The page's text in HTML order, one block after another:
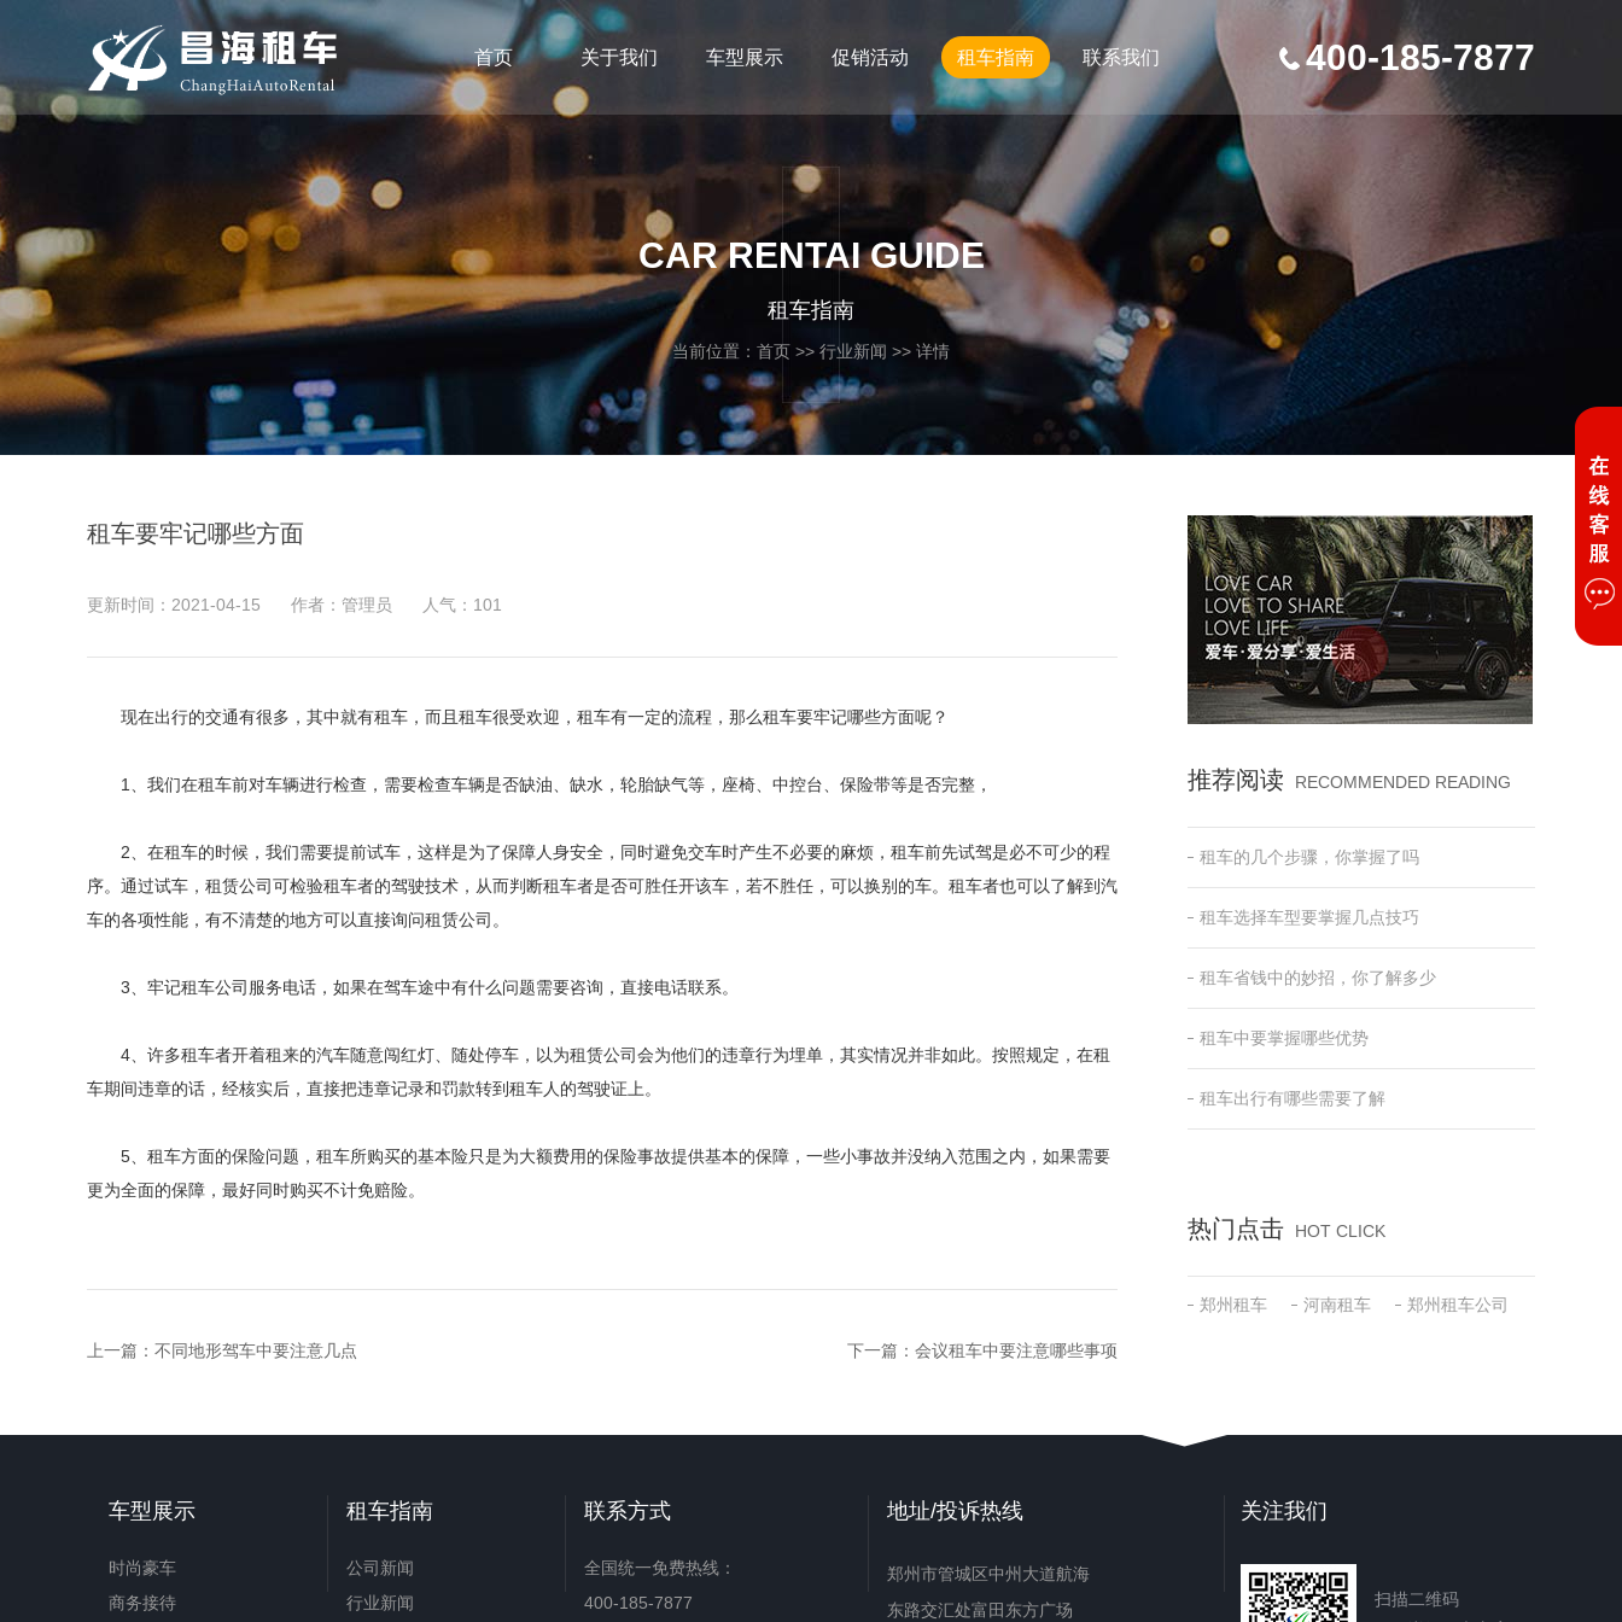
首页 关于我们 车型展示 促销活动 租车指南 联系我们 400-185-7877
CAR RENTAI GUIDE
租车指南
当前位置： 首页 >> 行业新闻 >> 详情
租车要牢记哪些方面
更新时间：2021-04-15 作者：管理员 人气： 101
现在出行的交通有很多，其中就有租车，而且租车很受欢迎，租车有一定的流程，那么租车要牢记哪些方面呢？
1、我们在租车前对车辆进行检查，需要检查车辆是否缺油、缺水，轮胎缺气等，座椅、中控台、保险带等是否完整，
2、在租车的时候，我们需要提前试车，这样是为了保障人身安全，同时避免交车时产生不必要的麻烦，租车前先试驾是必不可少的程
序。通过试车，租赁公司可检验租车者的驾驶技术，从而判断租车者是否可胜任开该车，若不胜任，可以换别的车。租车者也可以了解到汽
车的各项性能，有不清楚的地方可以直接询问租赁公司。
3、牢记租车公司服务电话，如果在驾车途中有什么问题需要咨询，直接电话联系。
4、许多租车者开着租来的汽车随意闯红灯、随处停车，以为租赁公司会为他们的违章行为埋单，其实情况并非如此。按照规定，在租
车期间违章的话，经核实后，直接把违章记录和罚款转到租车人的驾驶证上。
5、租车方面的保险问题，租车所购买的基本险只是为大额费用的保险事故提供基本的保障，一些小事故并没纳入范围之内，如果需要
更为全面的保障，最好同时购买不计免赔险。
上一篇： 不同地形驾车中要注意几点 下一篇： 会议租车中要注意哪些事项
推荐阅读 RECOMMENDED READING
租车的几个步骤，你掌握了吗
租车选择车型要掌握几点技巧
租车省钱中的妙招，你了解多少
租车中要掌握哪些优势
租车出行有哪些需要了解
热门点击 HOT CLICK
郑州租车 河南租车 郑州租车公司
车型展示
时尚豪车
商务接待
租车指南
公司新闻
行业新闻
联系方式
全国统一免费热线：
400-185-7877
地址/投诉热线
郑州市管城区中州大道航海
东路交汇处富田东方广场
关注我们
扫描二维码